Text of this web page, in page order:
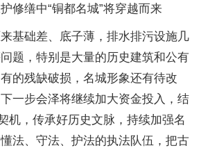
修缮中“铜都名城”将穿越而来
基础差、底子薄，排水排污设施几
题，特别是大量的历史建筑和公有
的残缺破损，名城形象还有待改
一步会泽将继续加大资金投入，结
机，传承好历史文脉，持续加强名
法、守法、护法的执法队伍，把古